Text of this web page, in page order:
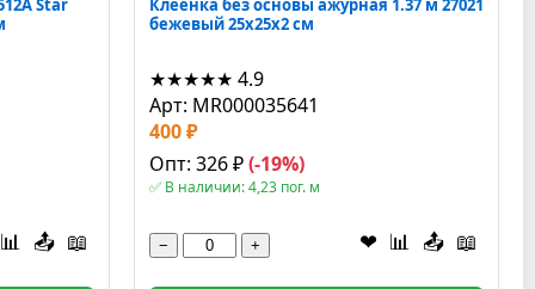
Star
📊 📤 📖
Клеёнка без основы ажурная 1.37 м 27021
бежевый 25x25x2 см
★★★★★ 4.9
Арт: MR000035641
400 ₽
Опт: 326 ₽(-19%)
✅ В наличии: 4,23 пог. м
− + ❤ 📊 📤 📖